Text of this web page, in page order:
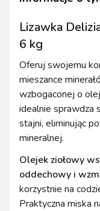
Lizawka
6 kg
Oferuj swojemu
mieszance
wzbogaconej o
idealnie sprawdza
stajni, eliminując
mineralnej.
Olejek ziołowy
oddechowy i
korzystnie na
Praktyczna miska